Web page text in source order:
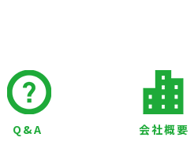
Q&A 会社概要